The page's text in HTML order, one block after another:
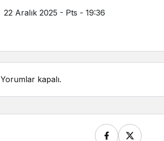
22 Aralık 2025 - Pts - 19:36
Yorumlar kapalı.